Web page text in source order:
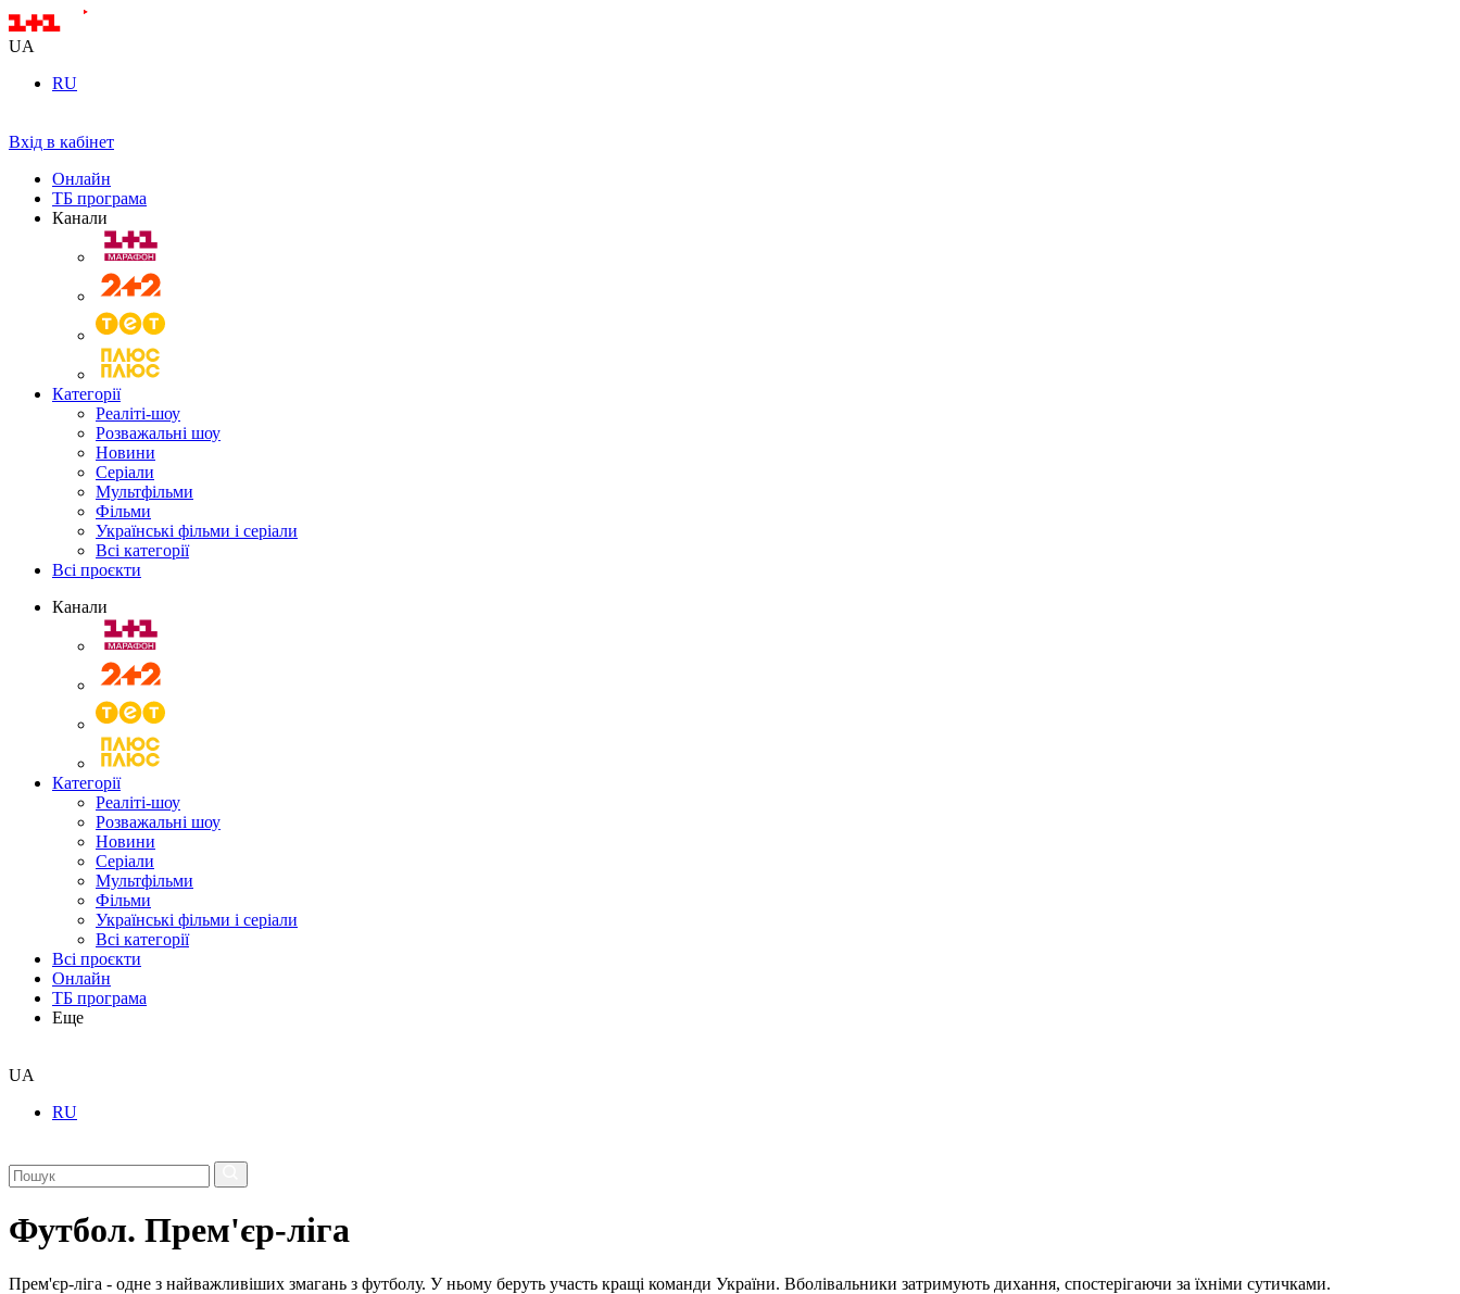
UA
RU
Вхід в кабінет
Онлайн
ТБ програма
Канали
Категорії
Реаліті-шоу
Розважальні шоу
Новини
Серіали
Мультфільми
Фільми
Українські фільми і серіали
Всі категорії
Всі проєкти
Канали
Категорії
Реаліті-шоу
Розважальні шоу
Новини
Серіали
Мультфільми
Фільми
Українські фільми і серіали
Всі категорії
Всі проєкти
Онлайн
ТБ програма
Еще
UA
RU
Футбол. Прем'єр-ліга
Прем'єр-ліга - одне з найважливіших змагань з футболу. У ньому беруть участь кращі команди України. Вболівальники затримують дихання, спостерігаючи за їхніми сутичками.